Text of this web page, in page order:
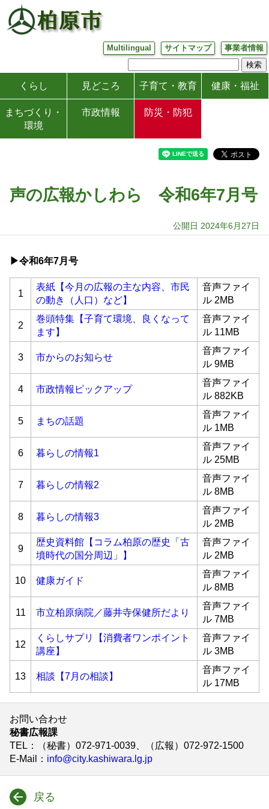
Multilingual サイトマップ 事業者情報
くらし 見どころ 子育て・教育 健康・福祉
まちづくり・
環境
市政情報 防災・防犯
声の広報かしわら 令和6年7月号
公開日 2024年6月27日
▶令和6年7月号
1
表紙【今月の広報の主な内容、市民
の動き（人口）など】
音声ファイ
ル 2MB
2
巻頭特集【子育て環境、良くなって
ます】
音声ファイ
ル 11MB
3 市からのお知らせ
音声ファイ
ル 9MB
4 市政情報ピックアップ
音声ファイ
ル 882KB
5 まちの話題
音声ファイ
ル 1MB
6 暮らしの情報1
音声ファイ
ル 25MB
7 暮らしの情報2
音声ファイ
ル 8MB
8 暮らしの情報3
音声ファイ
ル 2MB
9
歴史資料館【コラム柏原の歴史「古
墳時代の国分周辺」】
音声ファイ
ル 2MB
10 健康ガイド
音声ファイ
ル 8MB
11 市立柏原病院／藤井寺保健所だより
音声ファイ
ル 7MB
12
くらしサプリ【消費者ワンポイント
講座】
音声ファイ
ル 3MB
13 相談【7月の相談】
音声ファイ
ル 17MB
お問い合わせ
秘書広報課
TEL ：（秘書）072-971-0039、（広報）072-972-1500
E-Mail
： info@city.kashiwara.lg.jp
戻る